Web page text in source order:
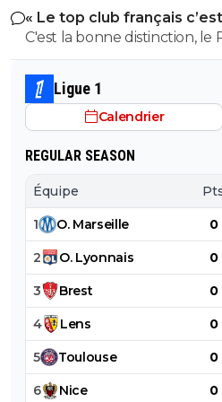
monde d'athlétisme Février 2020 : accusation de
corruption de Jérôme
réseaux sociaux pour défendre ses
accusation d'enlèvement,
2025 Nasser al-Khelaïfi a
d'achat de vote et d'atteinte
soupçons d’ escroquerie
aggravé, abus de
publics. Mars 2026 : Nasser Al-Khelaïfi visé pour prise illégale
d'intérêts
« Le top club français
PSG
C'est la bonne distinction, le
MONDIAL, l'OM est un top
Ligue 1
Calendrier
REGULAR SEASON
Équipe
1 O. Marseille 0
2 O. Lyonnais 0
3 Brest 0
4 Lens 0
5 Toulouse 0
6 Nice 0